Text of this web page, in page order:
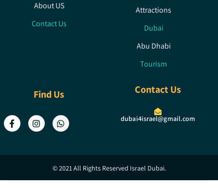
About US
Contact Us
Attractions
Dubai
Abu Dhabi
Tourism
Find Us Contact Us
dubai4israel@gmail.com
© 2021 All Rights Reserved Israel Dubai.